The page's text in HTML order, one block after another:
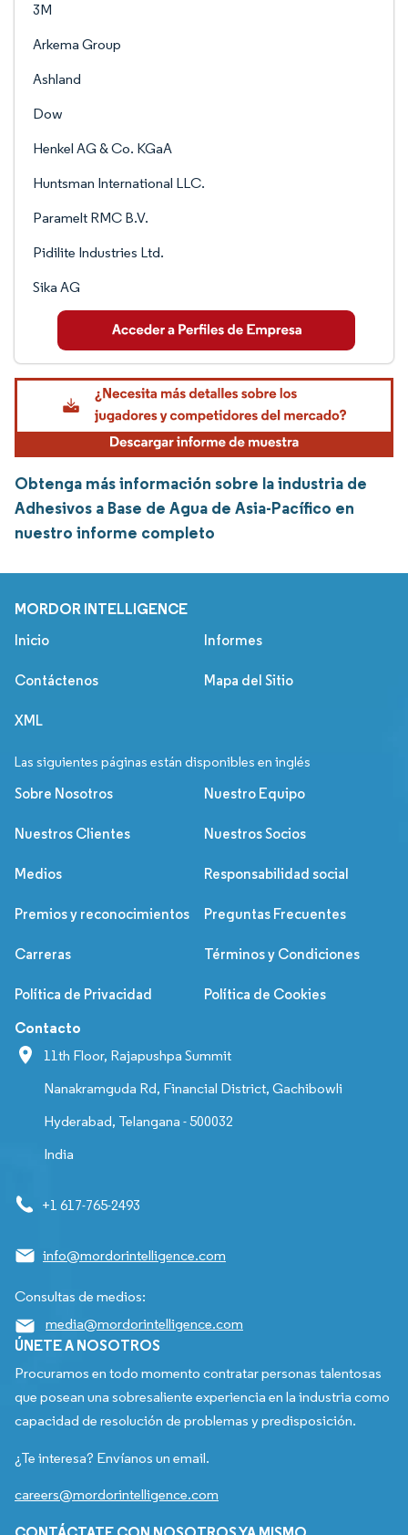
3M
Arkema Group
Ashland
Dow
Henkel AG & Co. KGaA
Huntsman International LLC.
Paramelt RMC B.V.
Pidilite Industries Ltd.
Sika AG
Obtenga más información sobre la industria de
Adhesivos a Base de Agua de Asia-Pacífico en
nuestro informe completo
MORDOR INTELLIGENCE
Inicio Informes
Contáctenos Mapa del Sitio
XML
Las siguientes páginas están disponibles en inglés
Sobre Nosotros Nuestro Equipo
Nuestros Clientes Nuestros Socios
Medios Responsabilidad social
Premios y reconocimientos Preguntas Frecuentes
Carreras Términos y Condiciones
Política de Privacidad Política de Cookies
Contacto
11th Floor, Rajapushpa Summit
Nanakramguda Rd, Financial District, Gachibowli
Hyderabad, Telangana - 500032
India
+1 617-765-2493
info@mordorintelligence.com
Consultas de medios:
media@mordorintelligence.com
ÚNETE A NOSOTROS
Procuramos en todo momento contratar personas talentosas
que posean una sobresaliente experiencia en la industria como
capacidad de resolución de problemas y predisposición.
¿Te interesa? Envíanos un email.
careers@mordorintelligence.com